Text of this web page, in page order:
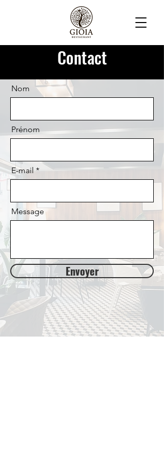
Contact
Nom
Prénom
E-mail
Message
Envoyer